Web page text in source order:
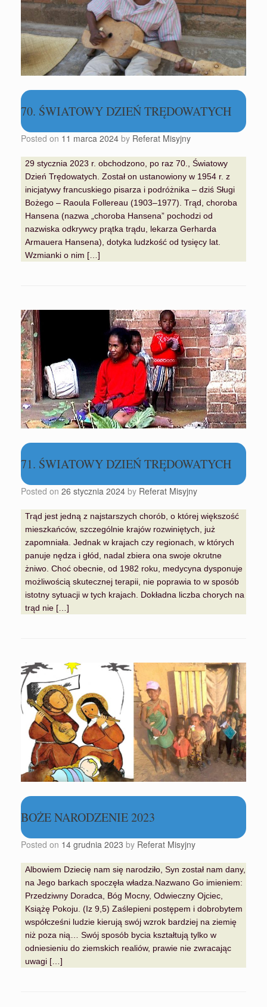
70. ŚWIATOWY DZIEŃ TRĘDOWATYCH
Posted on 11 marca 2024 by Referat Misyjny
29 stycznia 2023 r. obchodzono, po raz 70., Światowy
Dzień Trędowatych. Został on ustanowiony w 1954 r. z
inicjatywy francuskiego pisarza i podróżnika – dziś Sługi
Bożego – Raoula Follereau (1903–1977). Trąd, choroba
Hansena (nazwa „choroba Hansena” pochodzi od
nazwiska odkrywcy prątka trądu, lekarza Gerharda
Armauera Hansena), dotyka ludzkość od tysięcy lat.
Wzmianki o nim […]
71. ŚWIATOWY DZIEŃ TRĘDOWATYCH
Posted on 26 stycznia 2024 by Referat Misyjny
Trąd jest jedną z najstarszych chorób, o której większość
mieszkańców, szczególnie krajów rozwiniętych, już
zapomniała. Jednak w krajach czy regionach, w których
panuje nędza i głód, nadal zbiera ona swoje okrutne
żniwo. Choć obecnie, od 1982 roku, medycyna dysponuje
możliwością skutecznej terapii, nie poprawia to w sposób
istotny sytuacji w tych krajach. Dokładna liczba chorych na
trąd nie […]
BOŻE NARODZENIE 2023
Posted on 14 grudnia 2023 by Referat Misyjny
Albowiem Dziecię nam się narodziło, Syn został nam dany,
na Jego barkach spoczęła władza.Nazwano Go imieniem:
Przedziwny Doradca, Bóg Mocny, Odwieczny Ojciec,
Książę Pokoju. (Iz 9,5) Zaślepieni postępem i dobrobytem
współcześni ludzie kierują swój wzrok bardziej na ziemię
niż poza nią… Swój sposób bycia kształtują tylko w
odniesieniu do ziemskich realiów, prawie nie zwracając
uwagi […]